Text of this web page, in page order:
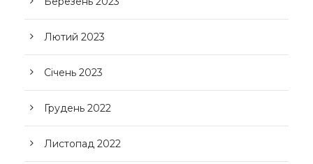
Лютий 2023
Січень 2023
Грудень 2022
Листопад 2022